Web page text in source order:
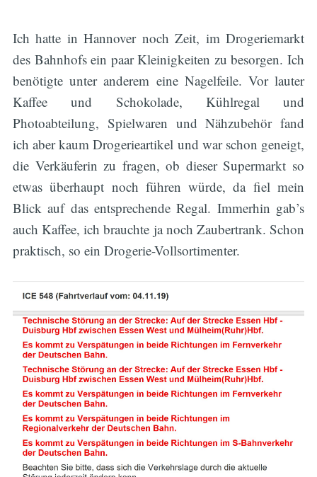
Ich hatte in Hannover noch Zeit, im Drogeriemarkt
des Bahnhofs ein paar Kleinigkeiten zu besorgen. Ich
benötigte unter anderem eine Nagelfeile. Vor lauter
Kaffee und Schokolade, Kühlregal und
Photoabteilung, Spielwaren und Nähzubehör fand
ich aber kaum Drogerieartikel und war schon geneigt,
die Verkäuferin zu fragen, ob dieser Supermarkt so
etwas überhaupt noch führen würde, da fiel mein
Blick auf das entsprechende Regal. Immerhin gab’s
auch Kaffee, ich brauchte ja noch Zaubertrank. Schon
praktisch, so ein Drogerie-Vollsortimenter.